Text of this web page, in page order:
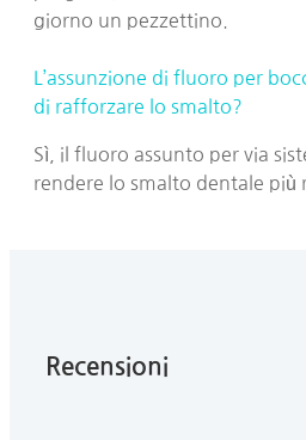
giorno un pezzettino.
L’assunzione di fluoro per
di rafforzare lo smalto?
Sì, il fluoro assunto per via
rendere lo smalto dentale più
Recensioni